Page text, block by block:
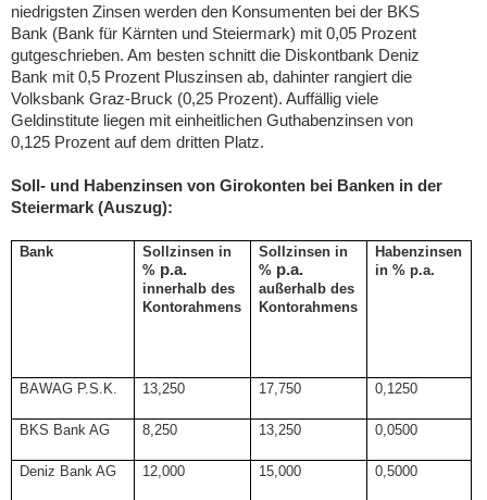
niedrigsten Zinsen werden den Konsumenten bei der BKS
Bank (Bank für Kärnten und Steiermark) mit 0,05 Prozent
gutgeschrieben. Am besten schnitt die Diskontbank Deniz
Bank mit 0,5 Prozent Pluszinsen ab, dahinter rangiert die
Volksbank Graz-Bruck (0,25 Prozent). Auffällig viele
Geldinstitute liegen mit einheitlichen Guthabenzinsen von
0,125 Prozent auf dem dritten Platz.
Soll- und Habenzinsen von Girokonten bei Banken in der
Steiermark (Auszug):
Bank
Sollzinsen in
% p.a.
innerhalb des
Kontorahmens
Sollzinsen in
% p.a.
außerhalb des
Kontorahmens
Habenzinsen
in % p.a.
BAWAG P.S.K. 13,250 17,750 0,1250
BKS Bank AG 8,250 13,250 0,0500
Deniz Bank AG 12,000 15,000 0,5000